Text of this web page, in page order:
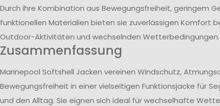
Durch ihre Kombination aus Bewegungsfreiheit, geringem
funktionellen Materialien bieten sie zuverlässigen Komfort
Outdoor-Aktivitäten und wechselnden Wetterbedingungen.
Zusammenfassung
Marinepool Softshell Jacken vereinen Windschutz,
Bewegungsfreiheit in einer vielseitigen Funktionsjacke für
und den Alltag. Sie eignen sich ideal für wechselhafte